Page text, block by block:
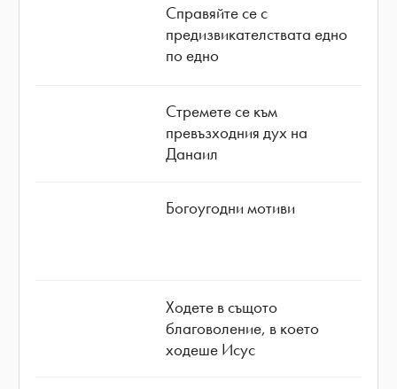
Справяйте се с
предизвикателствата едно
по едно
Стремете се към
превъзходния дух на
Данаил
Богоугодни мотиви
Ходете в същото
благоволение, в което
ходеше Исус